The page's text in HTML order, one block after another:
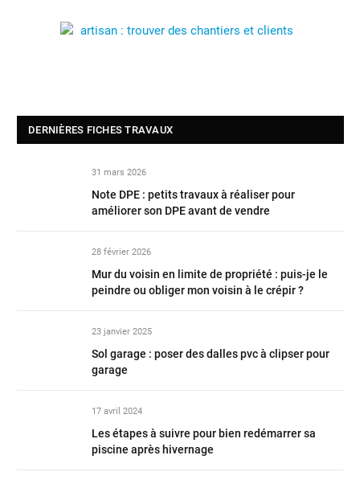
DERNIÈRES FICHES TRAVAUX
31 mars 2026
Note DPE : petits travaux à réaliser pour
améliorer son DPE avant de vendre
28 février 2026
Mur du voisin en limite de propriété : puis-je le
peindre ou obliger mon voisin à le crépir ?
23 janvier 2025
Sol garage : poser des dalles pvc à clipser pour
garage
17 avril 2024
Les étapes à suivre pour bien redémarrer sa
piscine après hivernage